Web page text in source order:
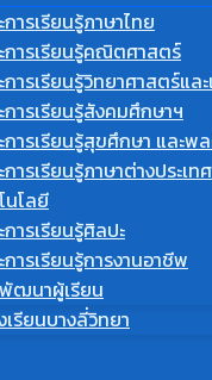
ารเรียนรู้ภาษาไทย
การเรียนรู้คณิตศาสตร์
ารเรียนรู้วิทยาศาสตร์แล
ารเรียนรู้สังคมศึกษาฯ
การเรียนรู้สุขศึกษา และพ
ารเรียนรู้ภาษาต่างประเทศ
นโลยี
ารเรียนรู้ศิลปะ
ารเรียนรู้การงานอาชีพ
ฒนาผู้เรียน
เรียนบางลี่วิทยา